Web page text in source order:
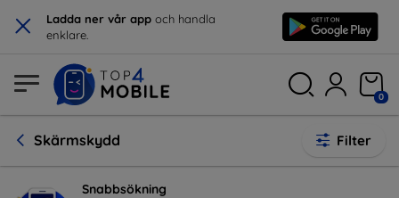
× Ladda ner vår app och handla
enklare.
0
Skärmskydd Filter
Snabbsökning